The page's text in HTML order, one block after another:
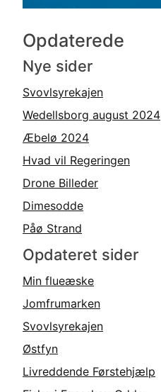
Opdaterede
Nye sider
Svovlsyrekajen
Wedellsborg august 2024
Æbelø 2024
Hvad vil Regeringen
Drone Billeder
Dimesodde
Påø Strand
Opdateret sider
Min flueæske
Jomfrumarken
Svovlsyrekajen
Østfyn
Livreddende Førstehjælp